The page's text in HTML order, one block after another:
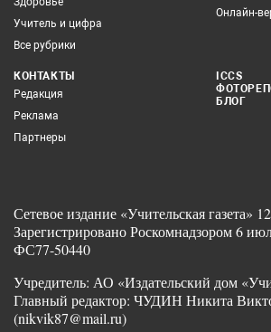
Учитель и цифра
Все рубрики
Онлайн-
КОНТАКТЫ
Редакция
Реклама
Партнеры
ICCS
БЛОГ
Сетевое издание «Учительская газета»
Зарегистрировано Роскомнадзором 6
ФС77-50440
Учредитель: АО «Издательский дом
Главный редактор: ЧУДИН Никита
(nikvik87@mail.ru)